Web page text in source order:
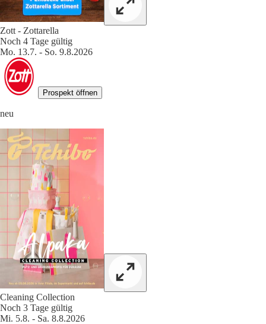
Zott - Zottarella
Noch 4 Tage gültig
Mo. 13.7. - So. 9.8.2026
Prospekt öffnen
neu
Cleaning Collection
Noch 3 Tage gültig
Mi. 5.8. - Sa. 8.8.2026